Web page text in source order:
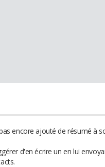
encore ajouté de résumé à
d'en écrire un en lui